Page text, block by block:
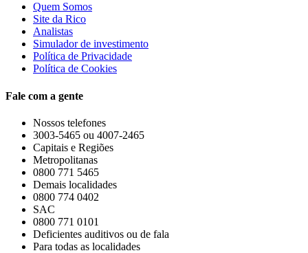
Quem Somos
Site da Rico
Analistas
Simulador de investimento
Política de Privacidade
Política de Cookies
Fale com a gente
Nossos telefones
3003-5465 ou 4007-2465
Capitais e Regiões
Metropolitanas
0800 771 5465
Demais localidades
0800 774 0402
SAC
0800 771 0101
Deficientes auditivos ou de fala
Para todas as localidades